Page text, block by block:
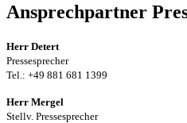
Ansprechpartner
Herr Detert
Pressesprecher
Tel.: +49 881 681 1399
Herr Mergel
Stellv. Pressesprecher